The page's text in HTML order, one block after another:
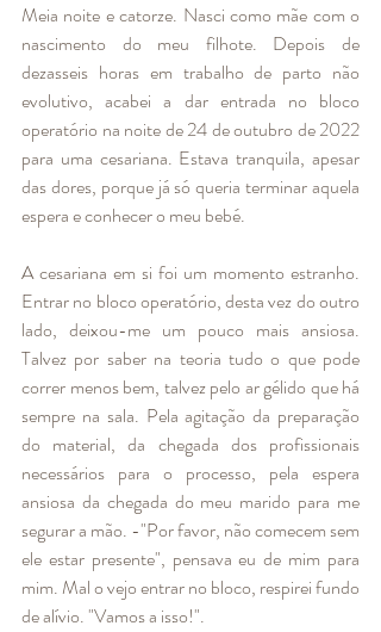
Meia noite e catorze. Nasci como mãe com o
nascimento do meu filhote. Depois de
dezasseis horas em trabalho de parto não
evolutivo, acabei a dar entrada no bloco
operatório na noite de 24 de outubro de 2022
para uma cesariana. Estava tranquila, apesar
das dores, porque já só queria terminar aquela
espera e conhecer o meu bebé.
A cesariana em si foi um momento estranho.
Entrar no bloco operatório, desta vez do outro
lado, deixou-me um pouco mais ansiosa.
Talvez por saber na teoria tudo o que pode
correr menos bem, talvez pelo ar gélido que há
sempre na sala. Pela agitação da preparação
do material, da chegada dos profissionais
necessários para o processo, pela espera
ansiosa da chegada do meu marido para me
segurar a mão. -"Por favor, não comecem sem
ele estar presente", pensava eu de mim para
mim. Mal o vejo entrar no bloco, respirei fundo
de alívio. "Vamos a isso!".